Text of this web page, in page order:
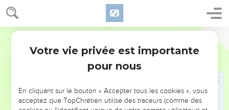
1 Samuel 8
13 Il prendra vos filles pour faire d’elles des parfumeuses, des
cuisinières et des boulangères.
Il prendra la meilleure partie de vos champs, de vos vignes
et de vos oliviers et la donnera à ses serviteurs.
Il prendra la dîme du produit de vos champs et de vos
Il prendra vos esclaves et vos servantes, vos meilleurs
bœufs et vos ânes et se servira d’eux pour ses travaux.
Votre vie privée est importante
pour nous
En cliquant sur le bouton « Accepter tous les cookies », vous
acceptez que TopChrétien utilise des traceurs (comme des